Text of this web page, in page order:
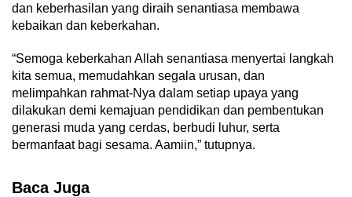
dan keberhasilan yang diraih senantiasa membawa
kebaikan dan keberkahan.
“Semoga keberkahan Allah senantiasa menyertai langkah
kita semua, memudahkan segala urusan, dan
melimpahkan rahmat-Nya dalam setiap upaya yang
dilakukan demi kemajuan pendidikan dan pembentukan
generasi muda yang cerdas, berbudi luhur, serta
bermanfaat bagi sesama. Aamiin,” tutupnya.
Baca Juga